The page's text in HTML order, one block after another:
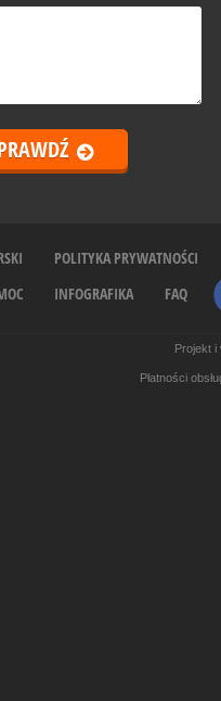
POLITYKA PRYWATNOŚCI
INFOGRAFIKA FAQ
Projekt
Płatności